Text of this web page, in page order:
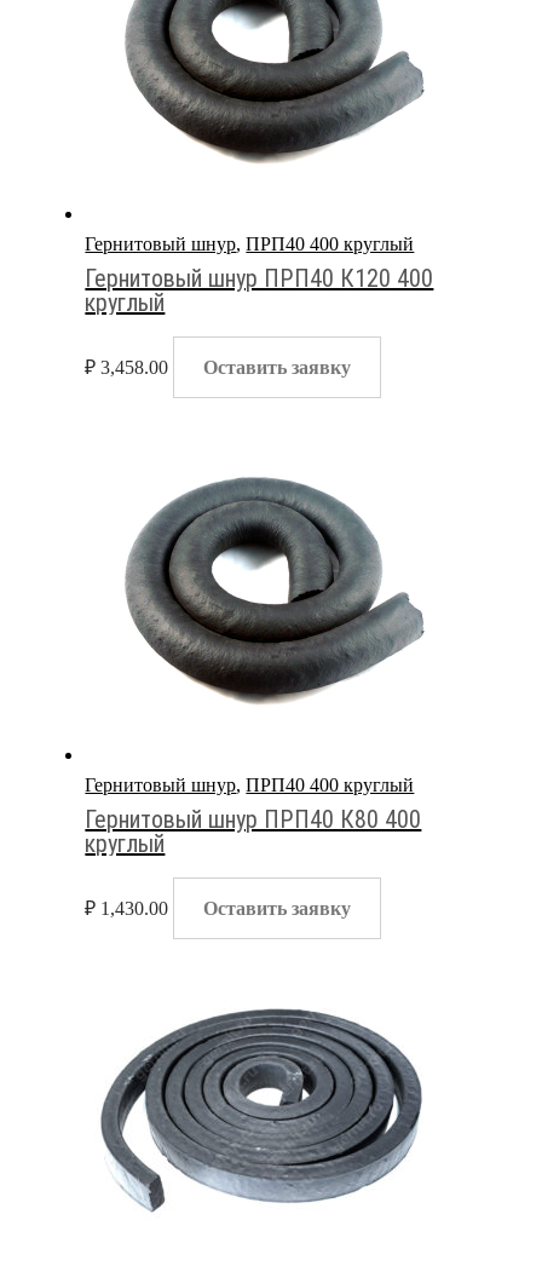
Гернитовый шнур,ПРП40 400 круглый
Гернитовый шнур ПРП40 К120 400
круглый
₽ 3,458.00 Оставить заявку
Гернитовый шнур,ПРП40 400 круглый
Гернитовый шнур ПРП40 К80 400
круглый
₽ 1,430.00 Оставить заявку